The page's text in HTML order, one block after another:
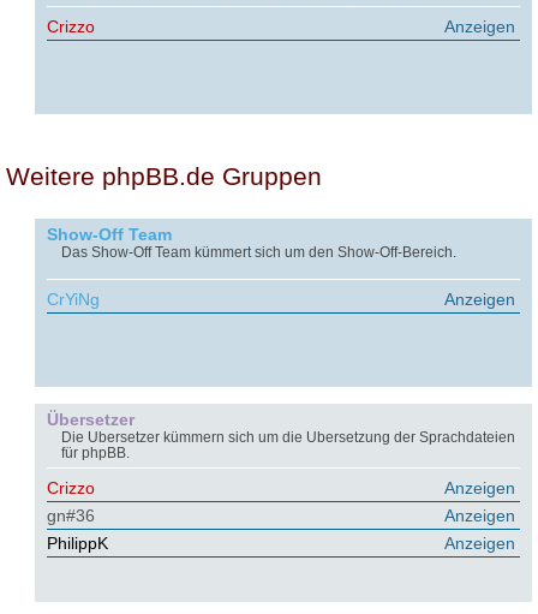
Anzeigen
Crizzo
Weitere phpBB.de Gruppen
Show-Off Team
Das Show-Off Team kümmert sich um den Show-Off-Bereich.
Anzeigen
CrYiNg
Übersetzer
Die Übersetzer kümmern sich um die Übersetzung der Sprachdateien
für phpBB.
Anzeigen
Crizzo
Anzeigen
gn#36
Anzeigen
PhilippK